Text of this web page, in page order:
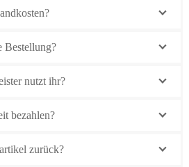
Bestellung?
nutzt ihr?
bezahlen?
zurück?